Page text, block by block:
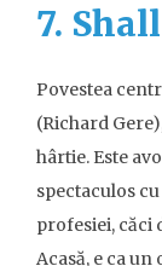
7.
Povestea
(Richard
hârtie. Este
spectaculos
profesiei, căci
Acasă, e ca